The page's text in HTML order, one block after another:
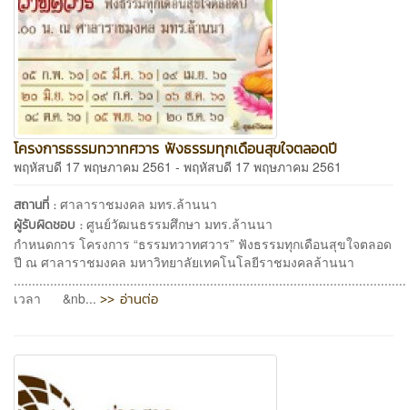
โครงการธรรมทวาทศวาร ฟังธรรมทุกเดือนสุขใจตลอดปี
พฤหัสบดี 17 พฤษภาคม 2561 - พฤหัสบดี 17 พฤษภาคม 2561
สถานที่ : ศาลาราชมงคล มทร.ล้านนา
ผู้รับผิดชอบ : ศูนย์วัฒนธรรมศึกษา มทร.ล้านนา
กำหนดการ โครงการ “ธรรมทวาทศวาร” ฟังธรรมทุกเดือนสุขใจตลอด
ปี ณ ศาลาราชมงคล มหาวิทยาลัยเทคโนโลยีราชมงคลล้านนา
เวลา &nb... >> อ่านต่อ